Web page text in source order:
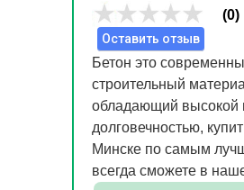
(0)
Оставить отзыв
Бетон это
строительный
обладающий высокой
долговечностью,
Минске по самым
всегда сможете в